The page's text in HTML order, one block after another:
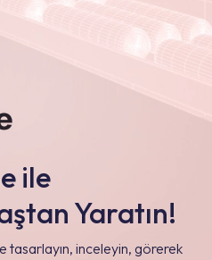
ile
Yaratın!
tasarlayın, inceleyin, görerek